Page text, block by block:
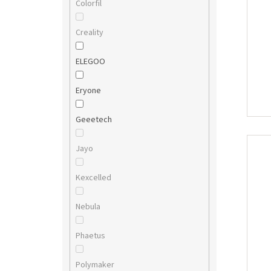
Colorfil
Creality
ELEGOO
Eryone
Geeetech
Jayo
Kexcelled
Nebula
Phaetus
Polymaker